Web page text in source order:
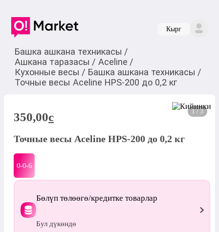
Кырг
Башка ашкана техникасы /
Ашкана таразасы / Aceline /
Кухонные весы / Башка ашкана техникасы /
Точные весы Aceline HPS-200 до 0,2 кг
1 / 3
350,00c
Точные весы Aceline HPS-200 до 0,2 кг
0-0-6
Бөлүп төлөөгө/кредитке товарлар
Бул дүкөндө